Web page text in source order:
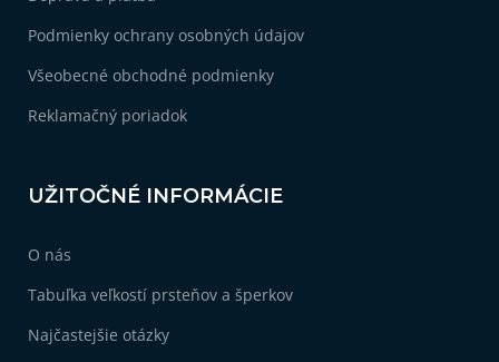
Podmienky ochrany osobných údajov
Všeobecné obchodné podmienky
Reklamačný poriadok
UŽITOČNÉ INFORMÁCIE
O nás
Tabuľka veľkostí prsteňov a šperkov
Najčastejšie otázky